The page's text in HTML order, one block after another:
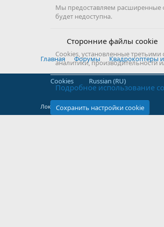
Главная Форумы Квадрокоптеры
Cookies Russian (RU)
Локализация отXenForo.Info
Мы предоставляем расширенные
будет недоступна.
Сторонние файлы cookie
Cookies, установленные
аналитики, производительности
Подробное использование
Сохранить настройки cookie